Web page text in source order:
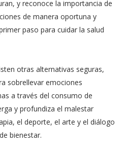
y reconoce la importancia de
de manera oportuna y
paso para cuidar la salud
otras alternativas seguras,
sobrellevar emociones
a través del consumo de
y profundiza el malestar
el deporte, el arte y el diálogo
bienestar.